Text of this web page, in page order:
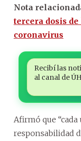
Nota
tercera dosis
coronavirus
Recibí las
al canal de
Afirmó que
responsabilidad